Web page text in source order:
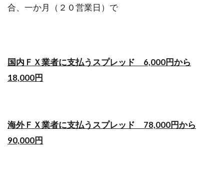
合、一か月（２０営業日）で
国内ＦＸ業者に支払うスプレッド 6,000円から
18,000円
海外ＦＸ業者に支払うスプレッド 78,000円から
90,000円